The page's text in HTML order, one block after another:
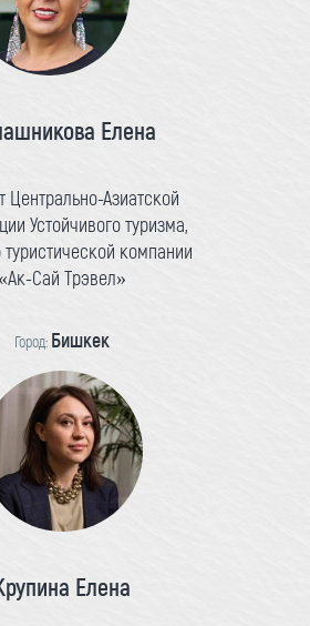
Елена
Центрально-Азиатской
Устойчивого туризма,
туристической компании
«Ак-Сай Трэвел»
Город: Бишкек
Елена